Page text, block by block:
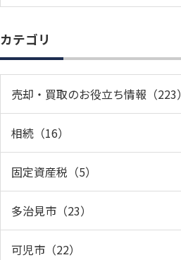
カテゴリ
売却・買取のお役立ち情報（223）
相続（16）
固定資産税（5）
多治見市（23）
可児市（22）